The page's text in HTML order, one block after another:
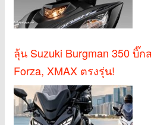
ลุ้น Suzuki Burgman 350 บิ๊
Forza, XMAX ตรงรุ่น!